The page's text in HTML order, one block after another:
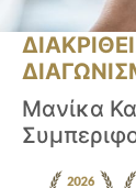
Μανίκα